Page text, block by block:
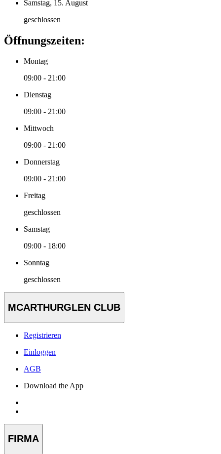
Samstag, 15. August
geschlossen
Öffnungszeiten:
Montag
09:00 - 21:00
Dienstag
09:00 - 21:00
Mittwoch
09:00 - 21:00
Donnerstag
09:00 - 21:00
Freitag
geschlossen
Samstag
09:00 - 18:00
Sonntag
geschlossen
MCARTHURGLEN CLUB
Registrieren
Einloggen
AGB
Download the App
FIRMA